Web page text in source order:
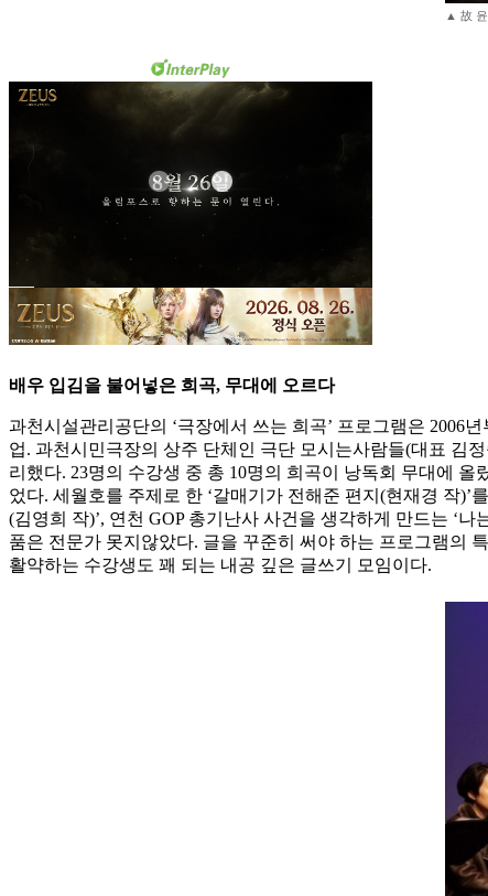
▲ 故
배우 입김을 불어넣은 희곡, 무대에 오르다
과천시설관리공단의 ‘극장에서 쓰는 희곡’ 프로그램은 2006
업. 과천시민극장의 상주 단체인 극단 모시는사람들(대표 김
리했다. 23명의 수강생 중 총 10명의 희곡이 낭독회 무대에
었다. 세월호를 주제로 한 ‘갈매기가 전해준 편지(현재경 작)’
(김영희 작)’, 연천 GOP 총기난사 사건을 생각하게 만드는 ‘
품은 전문가 못지않았다. 글을 꾸준히 써야 하는 프로그램의
활약하는 수강생도 꽤 되는 내공 깊은 글쓰기 모임이다.